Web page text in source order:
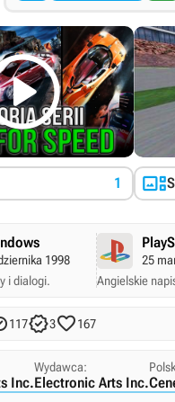
1 
1998
i dialogi.
25
Angielskie
1173167
Inc.
Wydawca:
Electronic Arts Inc.